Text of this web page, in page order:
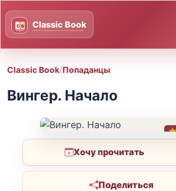
Classic Book/Попаданцы
Вингер. Начало
Хочу прочитать
Поделиться